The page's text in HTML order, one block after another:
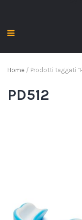
Home / Prodotti taggati
PD512